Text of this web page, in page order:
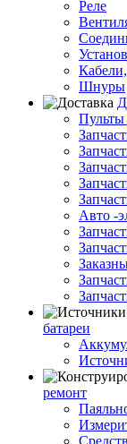
Реле
Шнуры
Авто -
батареи
ремонт